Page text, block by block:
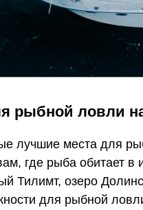
рыбной ловли
лучшие места для
где рыба обитает
Тилимт, озеро
для рыбной